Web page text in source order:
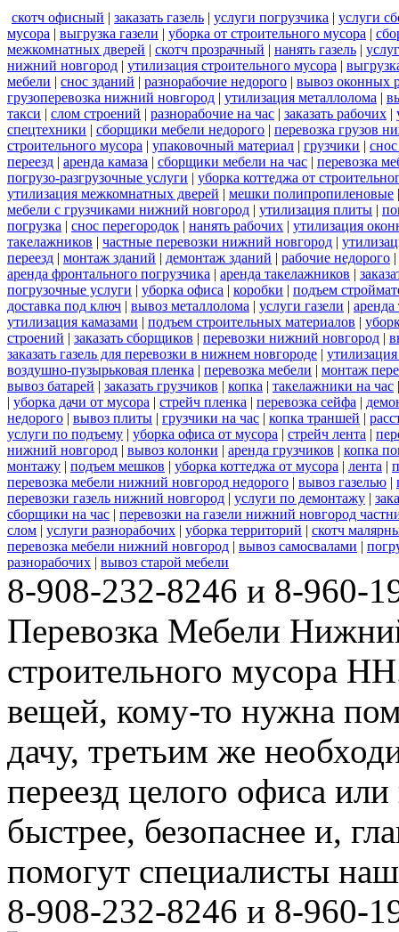
скотч офисный | заказать газель | услуги погрузчика | услуги
мусора | выгрузка газели | уборка от строительного мусора |
межкомнатных дверей | скотч прозрачный | нанять газель |
нижний новгород | утилизация строительного мусора |
мебели | снос зданий | разнорабочие недорого | вывоз оконных
грузоперевозка нижний новгород | утилизация металлолома |
такси | слом строений | разнорабочие на час | заказать рабочих |
спецтехники | сборщики мебели недорого | перевозка грузов
строительного мусора | упаковочный материал | грузчики |
переезд | аренда камаза | сборщики мебели на час | перевозка
погрузо-разгрузочные услуги | уборка коттеджа от
утилизация межкомнатных дверей | мешки полипропиленовые
мебели с грузчиками нижний новгород | утилизация плиты |
погрузка | снос перегородок | нанять рабочих | утилизация
такелажников | частные перевозки нижний новгород |
переезд | монтаж зданий | демонтаж зданий | рабочие недорого |
аренда фронтального погрузчика | аренда такелажников |
погрузочные услуги | уборка офиса | коробки | подъем
доставка под ключ | вывоз металлолома | услуги газели | аренда
утилизация камазами | подъем строительных материалов |
строений | заказать сборщиков | перевозки нижний новгород |
заказать газель для перевозки в нижнем новгороде |
воздушно-пузырьковая пленка | перевозка мебели | монтаж
вывоз батарей | заказать грузчиков | копка | такелажники на час
| уборка дачи от мусора | стрейч пленка | перевозка сейфа |
недорого | вывоз плиты | грузчики на час | копка траншей |
услуги по подъему | уборка офиса от мусора | стрейч лента |
нижний новгород | вывоз колонки | аренда грузчиков | копка
монтажу | подъем мешков | уборка коттеджа от мусора | лента |
перевозка мебели нижний новгород недорого | вывоз газелью |
перевозки газель нижний новгород | услуги по демонтажу |
сборщики на час | перевозки на газели нижний новгород
слом | услуги разнорабочих | уборка территорий | скотч
перевозка мебели нижний новгород | вывоз самосвалами |
разнорабочих | вывоз старой мебели
8-908-232-8246 и 8-960-
Перевозка Мебели
строительного мусора
вещей, кому-то нужна
дачу, третьим же
переезд целого офиса
быстрее, безопаснее и,
помогут специалисты
8-908-232-8246 и 8-960-